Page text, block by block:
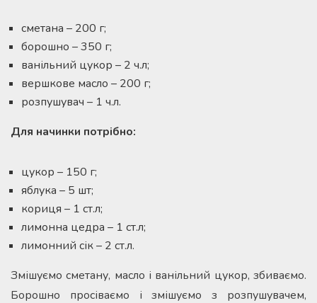
сметана – 200 г;
борошно – 350 г;
ванільний цукор – 2 ч.л;
вершкове масло – 200 г;
розпушувач – 1 ч.л.
Для начинки потрібно:
цукор – 150 г;
яблука – 5 шт;
кориця – 1 ст.л;
лимонна цедра – 1 ст.л;
лимонний сік – 2 ст.л.
Змішуємо сметану, масло і ванільний цукор, збиваємо.
Борошно просіваємо і змішуємо з розпушувачем,